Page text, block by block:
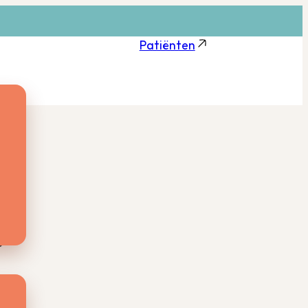
Patiënten